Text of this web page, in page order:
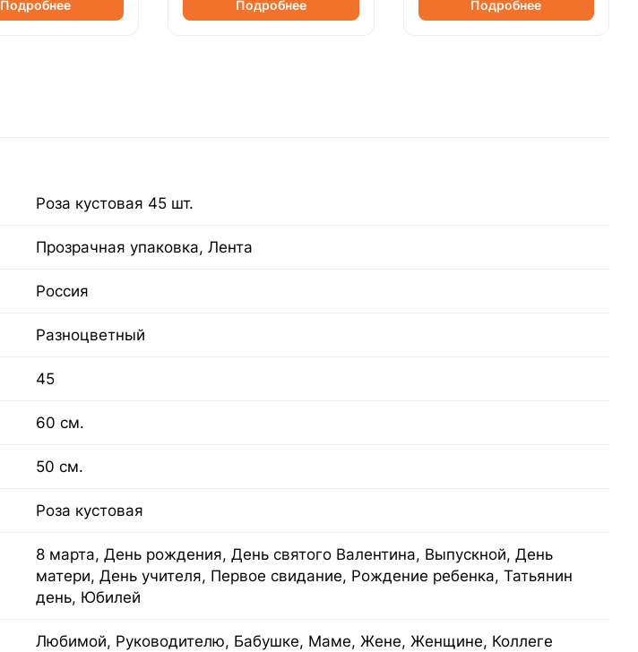
Подробнее Подробнее Подробнее
Роза кустовая 45 шт.
Прозрачная упаковка, Лента
Россия
Разноцветный
45
60 см.
50 см.
Роза кустовая
8 марта, День рождения, День святого Валентина, Выпускной, День
матери, День учителя, Первое свидание, Рождение ребенка, Татьянин
день, Юбилей
Любимой, Руководителю, Бабушке, Маме, Жене, Женщине, Коллеге